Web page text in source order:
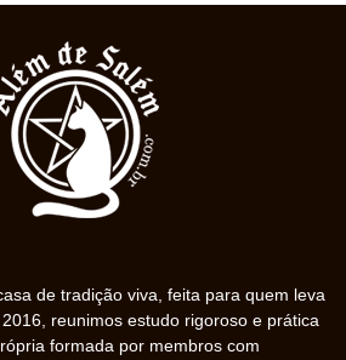
de tradição viva, feita para quem leva
reunimos estudo rigoroso e prática
formada por membros com